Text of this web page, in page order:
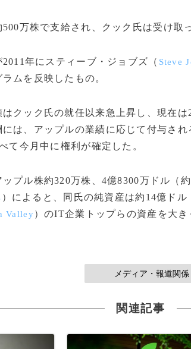
万株で支給され、クック氏は受け取
年にスティーブ・ジョブズ（ Steve
ムを反映したもの。
クック氏の就任以来急上昇し、現在は
は、アップルの業績に応じて付与さ
て今月中に権利が確定した。
プル株約320万株、4億8300万ドル（
）によると、同氏の純資産は約14億ド
Valley）のIT企業トップらの資産を大
メディア・報道関
関連記事